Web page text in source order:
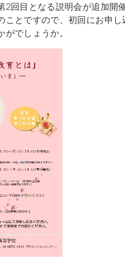
2回目となる説明会が追加開
ことですので、初回にお申
でしょうか。